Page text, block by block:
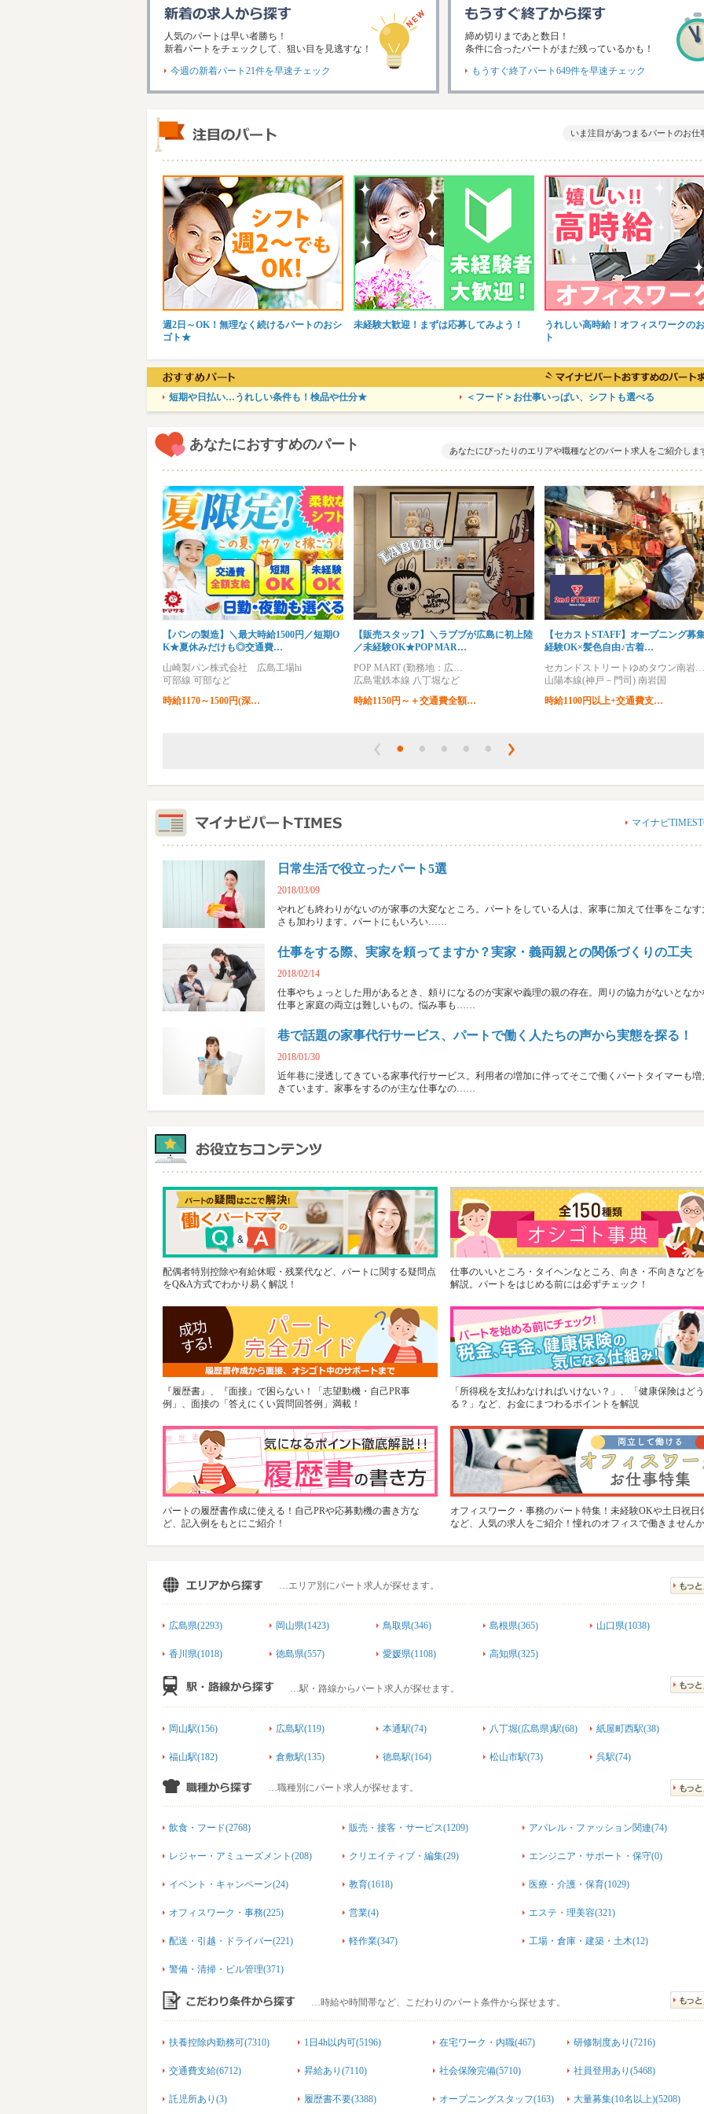
人気のパートは早い者勝ち！
新着パートをチェックして、狙い目を見逃すな！
今週の新着パート 21件を早速チェック
締め切りまであと数日！
条件に合ったパートがまだ残っているかも！
もうすぐ終了パート 649件を早速チェック
いま注目があつまるパートのお仕
週2日～OK！無理なく続けるパートのおシ
ゴト★
未経験大歓迎！まずは応募してみよう！
うれしい高時給！オフィスワークの
ト
短期や日払い…うれしい条件も！検品や仕分★ ＜フード＞お仕事いっぱい、シフトも選べる
あなたにおすすめのパート あなたにぴったりのエリアや職種などのパート求人をご紹介しま
【パンの製造】＼最大時給1500円／短期O
K★夏休みだけも◎交通費…
山崎製パン株式会社 広島工場hi
可部線 可部など
時給1170～1500円(深…
【販売スタッフ】＼ラブブが広島に初上陸
／未経験OK★POP MAR…
POP MART (勤務地：広…
広島電鉄本線 八丁堀など
時給1150円～＋交通費全額…
【セカストSTAFF】オープニング募
経験OK×髪色自由♪古着…
セカンドストリートゆめタウン南岩…
山陽本線(神戸－門司) 南岩国
時給1100円以上+交通費支…
マイナビ
日常生活で役立ったパート5選
2018/03/09
やれども終わりがないのが家事の大変なところ。パートをしている人は、家事に加えて仕事をこなす
さも加わります。パートにもいろい……
仕事をする際、実家を頼ってますか？実家・義両親との関係づくりの工夫
2018/02/14
仕事やちょっとした用があるとき、頼りになるのが実家や義理の親の存在。周りの協力がないとなか
仕事と家庭の両立は難しいもの。悩み事も……
巷で話題の家事代行サービス、パートで働く人たちの声から実態を探る！
2018/01/30
近年巷に浸透してきている家事代行サービス。利用者の増加に伴ってそこで働くパートタイマーも増
きています。家事をするのが主な仕事なの……
配偶者特別控除や有給休暇・残業代など、パートに関する疑問点
をQ&A方式でわかり易く解説！
仕事のいいところ・タイヘンなところ、向き・不向きなど
解説。パートをはじめる前には必ずチェック！
『履歴書』、『面接』で困らない！「志望動機・自己PR事
例」、面接の「答えにくい質問回答例」満載！
「所得税を支払わなければいけない？」、「健康保険はど
る？」など、お金にまつわるポイントを解説
パートの履歴書作成に使える！自己PRや応募動機の書き方な
ど、記入例をもとにご紹介！
オフィスワーク・事務のパート特集！未経験OKや土日祝日
など、人気の求人をご紹介！憧れのオフィスで働きません
…エリア別にパート求人が探せます。
広島県(2293) 岡山県(1423) 鳥取県(346) 島根県(365) 山口県(1038)
香川県(1018) 徳島県(557) 愛媛県(1108) 高知県(325)
…駅・路線からパート求人が探せます。
岡山駅(156) 広島駅(119) 本通駅(74) 八丁堀(広島県)駅(68) 紙屋町西駅(38)
福山駅(182) 倉敷駅(135) 徳島駅(164) 松山市駅(73) 呉駅(74)
…職種別にパート求人が探せます。
飲食・フード(2768) 販売・接客・サービス(1209) アパレル・ファッション関連(74)
レジャー・アミューズメント(208) クリエイティブ・編集(29) エンジニア・サポート・保守(0)
イベント・キャンペーン(24) 教育(1618) 医療・介護・保育(1029)
オフィスワーク・事務(225) 営業(4) エステ・理美容(321)
配送・引越・ドライバー(221) 軽作業(347) 工場・倉庫・建築・土木(12)
警備・清掃・ビル管理(371)
…時給や時間帯など、こだわりのパート条件から探せます。
扶養控除内勤務可(7310) 1日4h以内可(5196) 在宅ワーク・内職(467) 研修制度あり(7216)
交通費支給(6712) 昇給あり(7110) 社会保険完備(5710) 社員登用あり(5468)
託児所あり(3) 履歴書不要(3388) オープニングスタッフ(163) 大量募集(10名以上)(5208)